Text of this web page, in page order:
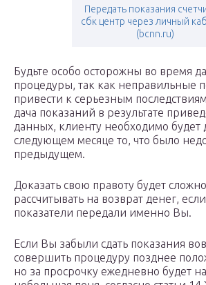
Передать показания
сбк центр через личный
(bcnn.ru)
Будьте особо осторожны во время
процедуры, так как неправильные
привести к серьезным
дача показаний в результате
данных, клиенту необходимо будет
следующем месяце то, что было
предыдущем.
Доказать свою правоту будет
рассчитывать на возврат денег,
показатели передали именно Вы.
Если Вы забыли сдать показания
совершить процедуру позднее
но за просрочку ежедневно будет